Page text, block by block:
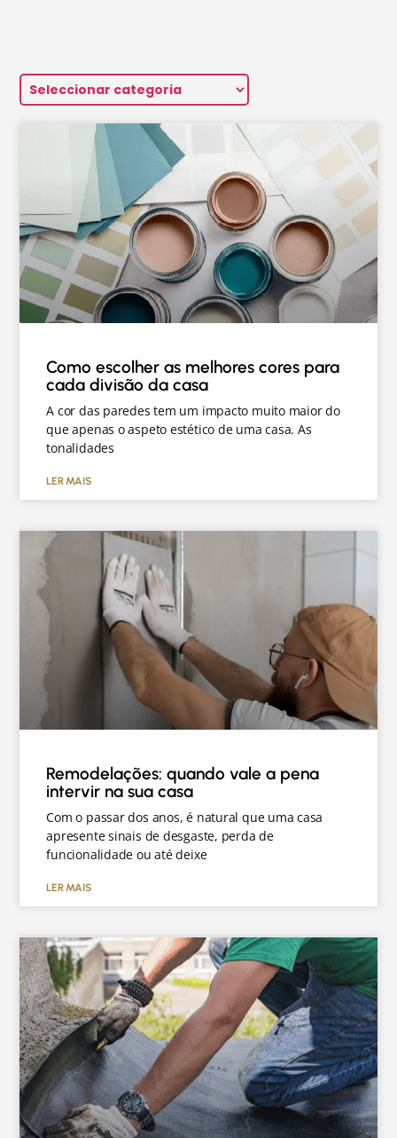
Como escolher as melhores cores para
cada divisão da casa
A cor das paredes tem um impacto muito maior do
que apenas o aspeto estético de uma casa. As
tonalidades
LER MAIS
Remodelações: quando vale a pena
intervir na sua casa
Com o passar dos anos, é natural que uma casa
apresente sinais de desgaste, perda de
funcionalidade ou até deixe
LER MAIS